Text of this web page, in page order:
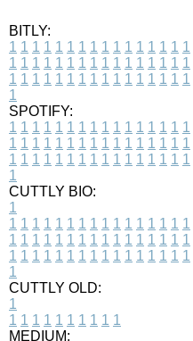
BITLY:
1 1 1 1 1 1 1 1 1 1 1 1 1 1 1 1
1 1 1 1 1 1 1 1 1 1 1 1 1 1 1 1
1 1 1 1 1 1 1 1 1 1 1 1 1 1 1 1
1
SPOTIFY:
1 1 1 1 1 1 1 1 1 1 1 1 1 1 1 1
1 1 1 1 1 1 1 1 1 1 1 1 1 1 1 1
1 1 1 1 1 1 1 1 1 1 1 1 1 1 1 1
1
CUTTLY BIO:
1
1 1 1 1 1 1 1 1 1 1 1 1 1 1 1 1
1 1 1 1 1 1 1 1 1 1 1 1 1 1 1 1
1 1 1 1 1 1 1 1 1 1 1 1 1 1 1 1
1
CUTTLY OLD:
1
1 1 1 1 1 1 1 1 1 1
MEDIUM: